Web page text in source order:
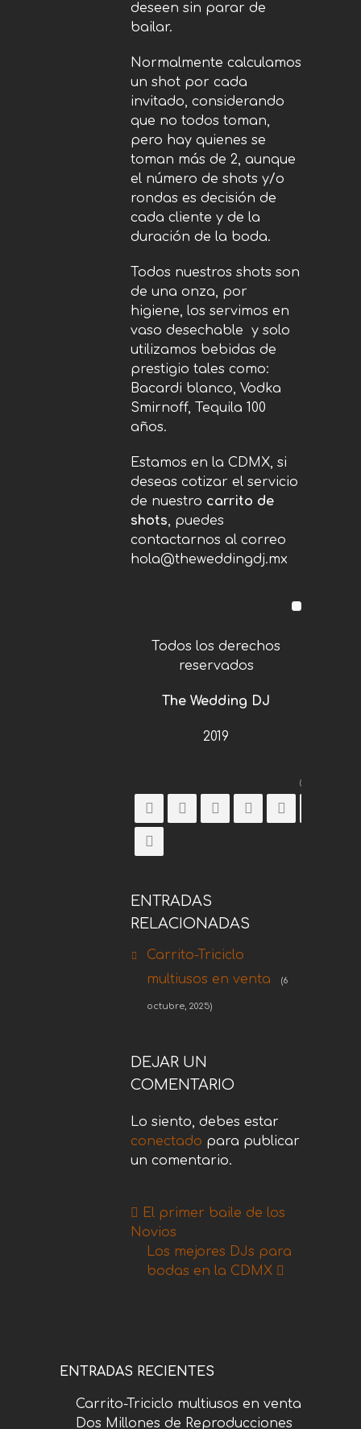
deseen sin parar de
bailar.
Normalmente calculamos
un shot por cada
invitado, considerando
que no todos toman,
pero hay quienes se
toman más de 2, aunque
el número de shots y/o
rondas es decisión de
cada cliente y de la
duración de la boda.
Todos nuestros shots son
de una onza, por
higiene, los servimos en
vaso desechable y solo
utilizamos bebidas de
prestigio tales como:
Bacardi blanco, Vodka
Smirnoff, Tequila 100
años.
Estamos en la CDMX, si
deseas cotizar el servicio
de nuestro carrito de
shots, puedes
contactarnos al correo
hola@theweddingdj.mx
Todos los derechos
reservados
The Wedding DJ
2019
ENTRADAS
RELACIONADAS
Carrito-Triciclo
multiusos en venta
(6
octubre, 2025)
DEJAR UN
COMENTARIO
Lo siento, debes estar
conectado para publicar
un comentario.
El primer baile de los
Novios
Los mejores DJs para
bodas en la CDMX
ENTRADAS RECIENTES
Carrito-Triciclo multiusos en venta
Dos Millones de Reproducciones